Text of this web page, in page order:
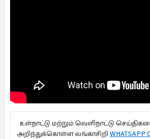
உள்நாட்டு மற்றும் வெளிநாட்டு
அறிந்துக்கொள்ள லங்காசிறி WHATSAPP